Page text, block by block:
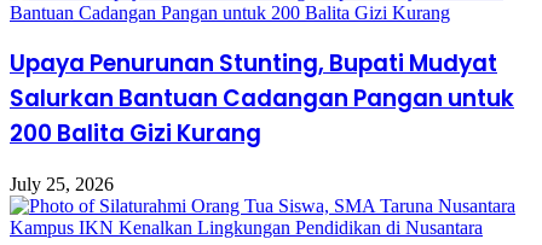
Upaya Penurunan Stunting, Bupati Mudyat
Salurkan Bantuan Cadangan Pangan untuk
200 Balita Gizi Kurang
July 25, 2026